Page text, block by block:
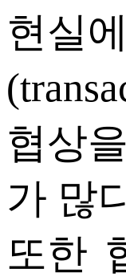
현실
협상
가 많
또한